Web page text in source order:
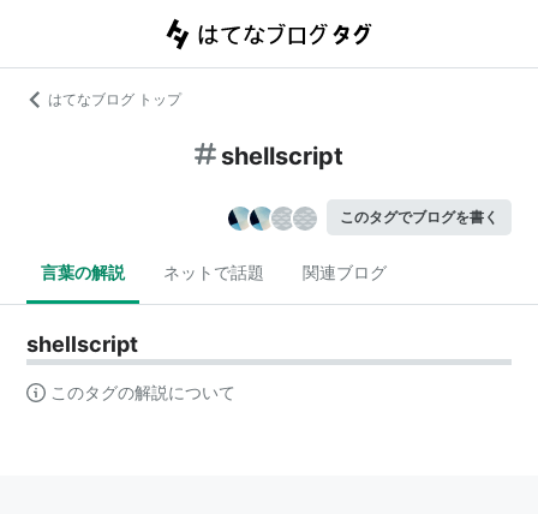
はてなブログ トップ
shellscript
このタグでブログを書く
言葉の解説 ネットで話題 関連ブログ
shellscript
このタグの解説について